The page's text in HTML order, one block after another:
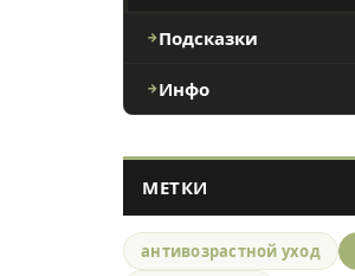
Подсказки
Инфо
МЕТКИ
антивозрастной уход